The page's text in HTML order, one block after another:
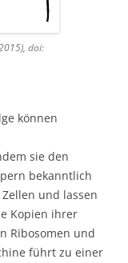
doi:
können
sie den
bekanntlich
und lassen
Kopien ihrer
Ribosomen und
führt zu einer